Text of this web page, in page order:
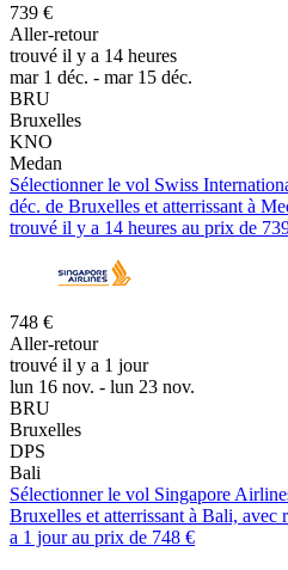
739 €
Aller-retour
trouvé il y a 14 heures
mar 1 déc. - mar 15 déc.
BRU
Bruxelles
KNO
Medan
Sélectionner le vol Swiss
déc. de Bruxelles et atterrissant à
trouvé il y a 14 heures au prix de
748 €
Aller-retour
trouvé il y a 1 jour
lun 16 nov. - lun 23 nov.
BRU
Bruxelles
DPS
Bali
Sélectionner le vol Singapore
Bruxelles et atterrissant à Bali,
a 1 jour au prix de 748 €